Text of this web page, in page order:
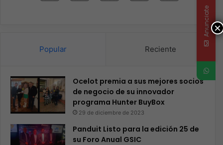
Popular Reciente
Ocelot premia a sus mejores socios
de negocio de su innovador
programa Hunter BuyBox
29 de diciembre de 2023
Panduit Listo para la edición 25 de
su Foro Anual GSIC
×
Anunciate